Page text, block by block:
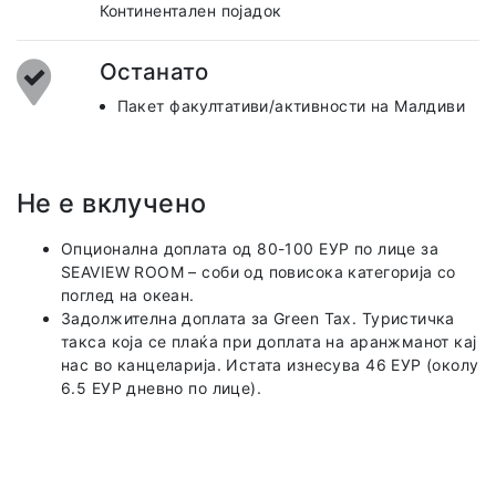
Континентален појадок
Останато
Пакет факултативи/активности на Малдиви
Не е вклучено
Опционална доплата од 80-100 ЕУР по лице за
SEAVIEW ROOM – соби од повисока категорија со
поглед на океан.
Задолжителна доплата за Green Tax. Туристичка
такса која се плаќа при доплата на аранжманот кај
нас во канцеларија. Истата изнесува 46 ЕУР (околу
6.5 ЕУР дневно по лице).